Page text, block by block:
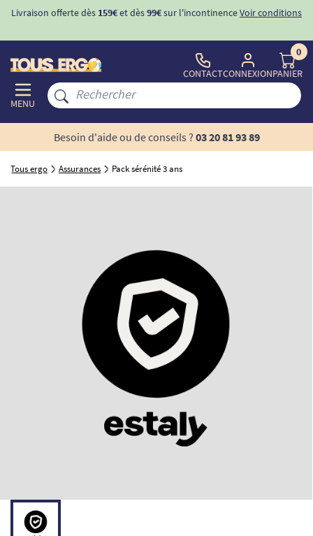
Livraison offerte dès 159€et dès99€sur l'incontinenceVoir conditions
MENU
CONTACTCONNEXION
0
PANIER
Besoin d'aide ou de conseils ? 03 20 81 93 89
Tous ergo Assurances Pack sérénité 3 ans